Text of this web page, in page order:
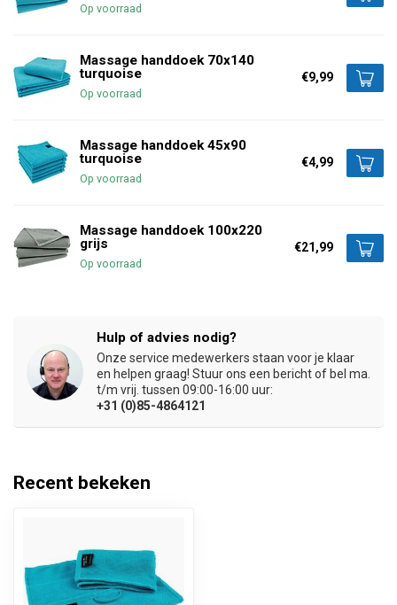
Op voorraad
Massage handdoek 70x140
turquoise
Op voorraad
€9,99
Massage handdoek 45x90
turquoise
Op voorraad
€4,99
Massage handdoek 100x220
grijs
Op voorraad
€21,99
Hulp of advies nodig?
Onze service medewerkers staan voor je klaar
en helpen graag! Stuur ons een bericht of bel ma.
t/m vrij. tussen 09:00-16:00 uur:
+31 (0)85-4864121
Recent bekeken